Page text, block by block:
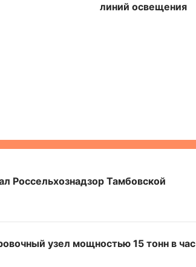
линий освещения
Россельхознадзор Тамбовской
узел мощностью 15 тонн в час